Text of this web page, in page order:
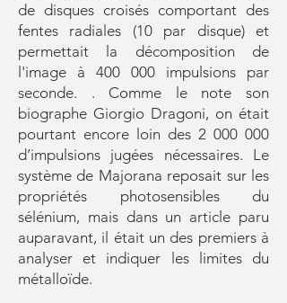
de disques croisés comportant des
fentes radiales (10 par disque) et
permettait la décomposition de
l'image à 400 000 impulsions par
seconde. . Comme le note son
biographe Giorgio Dragoni, on était
pourtant encore loin des 2 000 000
d’impulsions jugées nécessaires. Le
système de Majorana reposait sur les
propriétés photosensibles du
sélénium, mais dans un article paru
auparavant, il était un des premiers à
analyser et indiquer les limites du
métalloïde.